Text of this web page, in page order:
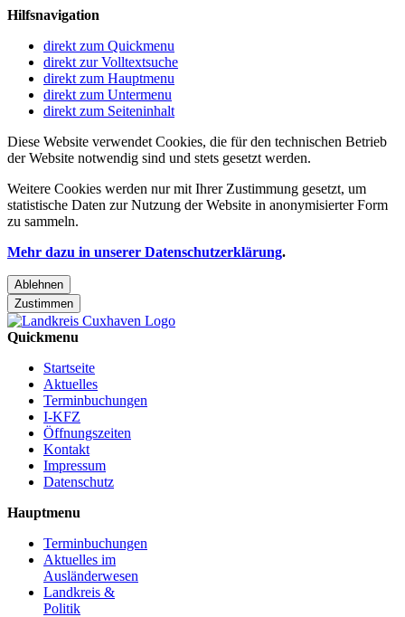
Hilfsnavigation
direkt zum Quickmenu
direkt zur Volltextsuche
direkt zum Hauptmenu
direkt zum Untermenu
direkt zum Seiteninhalt
Diese Website verwendet Cookies, die für den technischen Betrieb
der Website notwendig sind und stets gesetzt werden.
Weitere Cookies werden nur mit Ihrer Zustimmung gesetzt, um
statistische Daten zur Nutzung der Website in anonymisierter Form
zu sammeln.
Mehr dazu in unserer Datenschutzerklärung.
Ablehnen
Zustimmen
Quickmenu
Startseite
Aktuelles
Terminbuchungen
I-KFZ
Öffnungszeiten
Kontakt
Impressum
Datenschutz
Hauptmenu
Terminbuchungen
Aktuelles im
Ausländerwesen
Landkreis &
Politik